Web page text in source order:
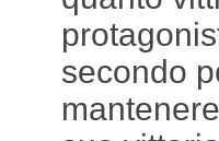
secondo